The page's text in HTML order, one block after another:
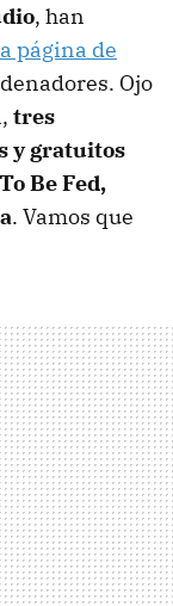
, han
página de
Ojo
tres
y gratuitos
Be Fed,
. Vamos que